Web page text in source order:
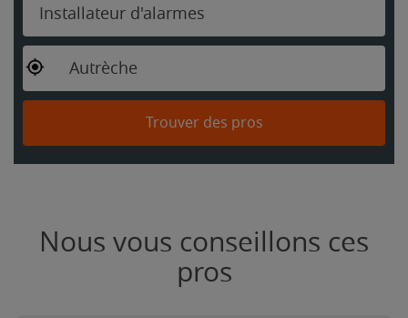
Installateur d'alarmes
Autrèche
Trouver des pros
Nous vous conseillons ces
pros